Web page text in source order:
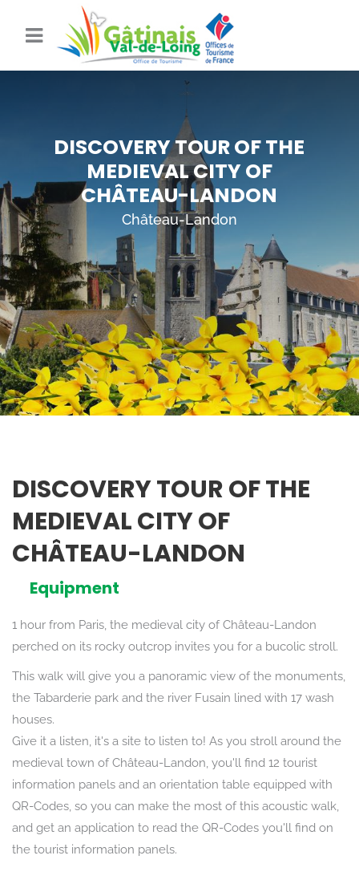
DISCOVERY TOUR OF THE
MEDIEVAL CITY OF
CHÂTEAU-LANDON
Château-Landon
DISCOVERY TOUR OF THE
MEDIEVAL CITY OF
CHÂTEAU-LANDON
Equipment
1 hour from Paris, the medieval city of Château-Landon
perched on its rocky outcrop invites you for a bucolic stroll.
This walk will give you a panoramic view of the monuments,
the Tabarderie park and the river Fusain lined with 17 wash
houses.
Give it a listen, it's a site to listen to! As you stroll around the
medieval town of Château-Landon, you'll find 12 tourist
information panels and an orientation table equipped with
QR-Codes, so you can make the most of this acoustic walk,
and get an application to read the QR-Codes you'll find on
the tourist information panels.